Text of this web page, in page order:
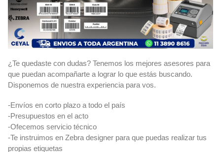
¿Te quedaste con dudas? Tenemos los mejores asesores para
que puedan acompañarte a lograr lo que estás buscando.
Disponemos de nuestra experiencia para vos.
-Envíos en corto plazo a todo el país
-Presupuestos en el acto
-Ofecemos servicio técnico
-Te instruimos en Zebra designer para que puedas realizar tus
propias etiquetas